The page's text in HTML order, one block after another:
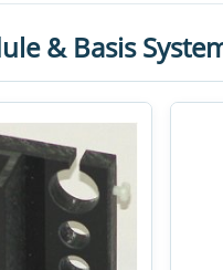
& Basis